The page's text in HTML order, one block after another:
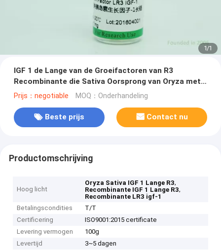
1/1
IGF 1 de Lange van de Groeifactoren van R3
Recombinante die Sativa Oorsprong van Oryza met
Zout wordt gevriesdroogd
Prijs：negotiable MOQ：Onderhandeling
Beste prijs Contact nu
Productomschrijving
Hoog licht
Oryza Sativa IGF 1 Lange R3,
Recombinante IGF 1 Lange R3,
Recombinante LR3 igf-1
Betalingscondities
T/T
Certificering
ISO9001:2015 certificate
Levering vermogen
100g
Levertijd
3~5 dagen